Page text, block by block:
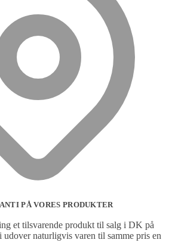
PÅ VORES PRODUKTER
et tilsvarende produkt til salg i DK på
naturligvis varen til samme pris en